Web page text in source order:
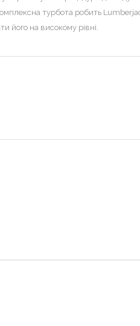
турбота робить
його на високому рівні.